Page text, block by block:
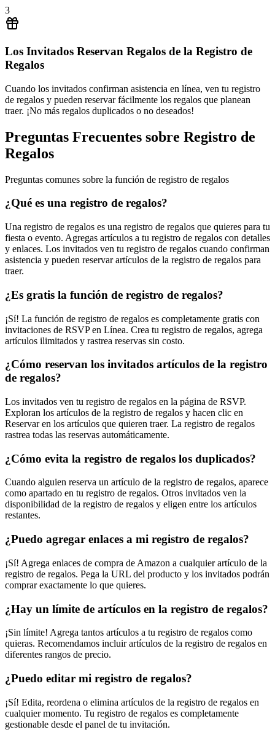
3
Los Invitados Reservan Regalos de la Registro de
Regalos
Cuando los invitados confirman asistencia en línea, ven tu registro
de regalos y pueden reservar fácilmente los regalos que planean
traer. ¡No más regalos duplicados o no deseados!
Preguntas Frecuentes sobre Registro de
Regalos
Preguntas comunes sobre la función de registro de regalos
¿Qué es una registro de regalos?
Una registro de regalos es una registro de regalos que quieres para tu
fiesta o evento. Agregas artículos a tu registro de regalos con detalles
y enlaces. Los invitados ven tu registro de regalos cuando confirman
asistencia y pueden reservar artículos de la registro de regalos para
traer.
¿Es gratis la función de registro de regalos?
¡Sí! La función de registro de regalos es completamente gratis con
invitaciones de RSVP en Línea. Crea tu registro de regalos, agrega
artículos ilimitados y rastrea reservas sin costo.
¿Cómo reservan los invitados artículos de la registro
de regalos?
Los invitados ven tu registro de regalos en la página de RSVP.
Exploran los artículos de la registro de regalos y hacen clic en
Reservar en los artículos que quieren traer. La registro de regalos
rastrea todas las reservas automáticamente.
¿Cómo evita la registro de regalos los duplicados?
Cuando alguien reserva un artículo de la registro de regalos, aparece
como apartado en tu registro de regalos. Otros invitados ven la
disponibilidad de la registro de regalos y eligen entre los artículos
restantes.
¿Puedo agregar enlaces a mi registro de regalos?
¡Sí! Agrega enlaces de compra de Amazon a cualquier artículo de la
registro de regalos. Pega la URL del producto y los invitados podrán
comprar exactamente lo que quieres.
¿Hay un límite de artículos en la registro de regalos?
¡Sin límite! Agrega tantos artículos a tu registro de regalos como
quieras. Recomendamos incluir artículos de la registro de regalos en
diferentes rangos de precio.
¿Puedo editar mi registro de regalos?
¡Sí! Edita, reordena o elimina artículos de la registro de regalos en
cualquier momento. Tu registro de regalos es completamente
gestionable desde el panel de tu invitación.